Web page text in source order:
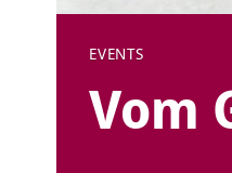
EVENTS
Vom